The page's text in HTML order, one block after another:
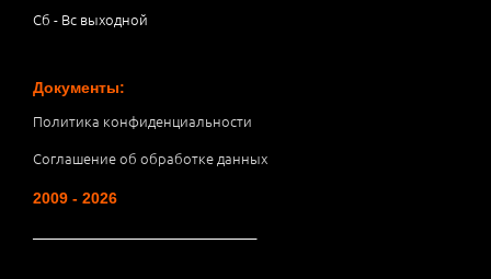
Сб - Вс выходной
Документы:
Политика конфиденциальности
Соглашение об обработке данных
2009 - 2026